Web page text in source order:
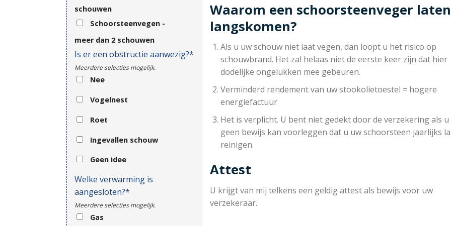
schouwen
Schoorsteenvegen -
meer dan 2 schouwen
Is er een obstructie aanwezig?*
Meerdere selecties mogelijk.
Nee
Vogelnest
Roet
Ingevallen schouw
Geen idee
Welke verwarming is
aangesloten?*
Meerdere selecties mogelijk.
Gas
Waarom een schoorsteenveger laten
langskomen?
Als u uw schouw niet laat vegen, dan loopt u het risico op
schouwbrand. Het zal helaas niet de eerste keer zijn dat hier
dodelijke ongelukken mee gebeuren.
Verminderd rendement van uw stookolietoestel = hogere
energiefactuur
Het is verplicht. U bent niet gedekt door de verzekering als u
geen bewijs kan voorleggen dat u uw schoorsteen jaarlijks
reinigen.
Attest
U krijgt van mij telkens een geldig attest als bewijs voor uw
verzekeraar.